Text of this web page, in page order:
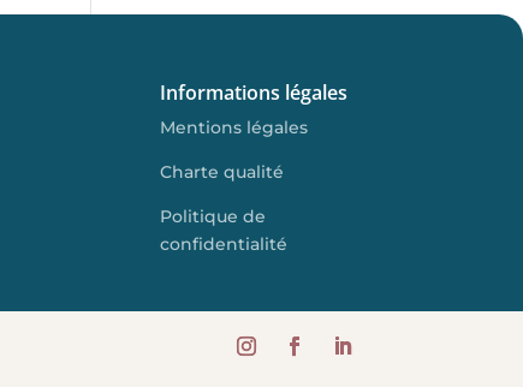
Informations légales
Mentions légales
Charte qualité
Politique de
confidentialité